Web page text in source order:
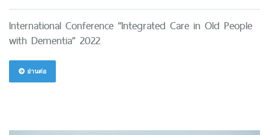
International Conference “Integrated Care in Old People
with Dementia” 2022
อ่านต่อ